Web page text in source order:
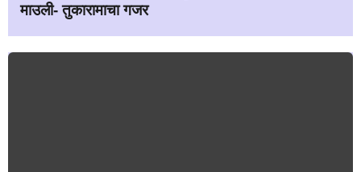
माउली- तुकारामाचा गजर